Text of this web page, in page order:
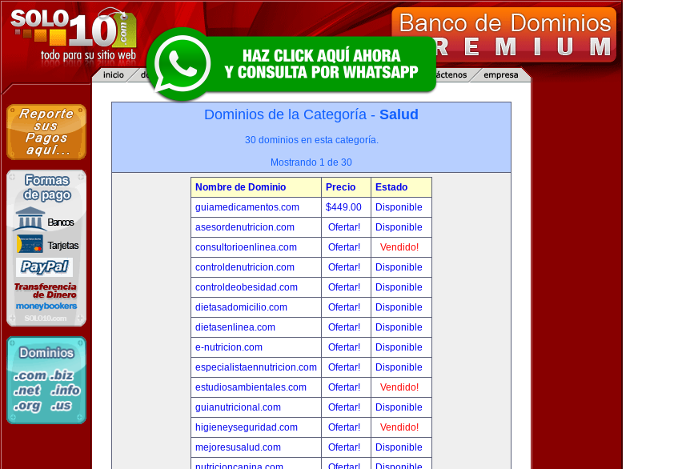
Dominios de la Categoría - Salud
30 dominios en esta categoría.
Mostrando 1 de 30
Nombre de Dominio Precio
Estado
guiamedicamentos.com
$449.00
Disponible
asesordenutricion.com
Ofertar!
Disponible
consultorioenlinea.com
Ofertar!
Vendido!
controldenutricion.com
Ofertar!
Disponible
controldeobesidad.com
Ofertar!
Disponible
dietasadomicilio.com
Ofertar!
Disponible
dietasenlinea.com
Ofertar!
Disponible
e-nutricion.com
Ofertar!
Disponible
especialistaennutricion.com
Ofertar!
Disponible
estudiosambientales.com
Ofertar!
Vendido!
guianutricional.com
Ofertar!
Disponible
higieneyseguridad.com
Ofertar!
Vendido!
mejoresusalud.com
Ofertar!
Disponible